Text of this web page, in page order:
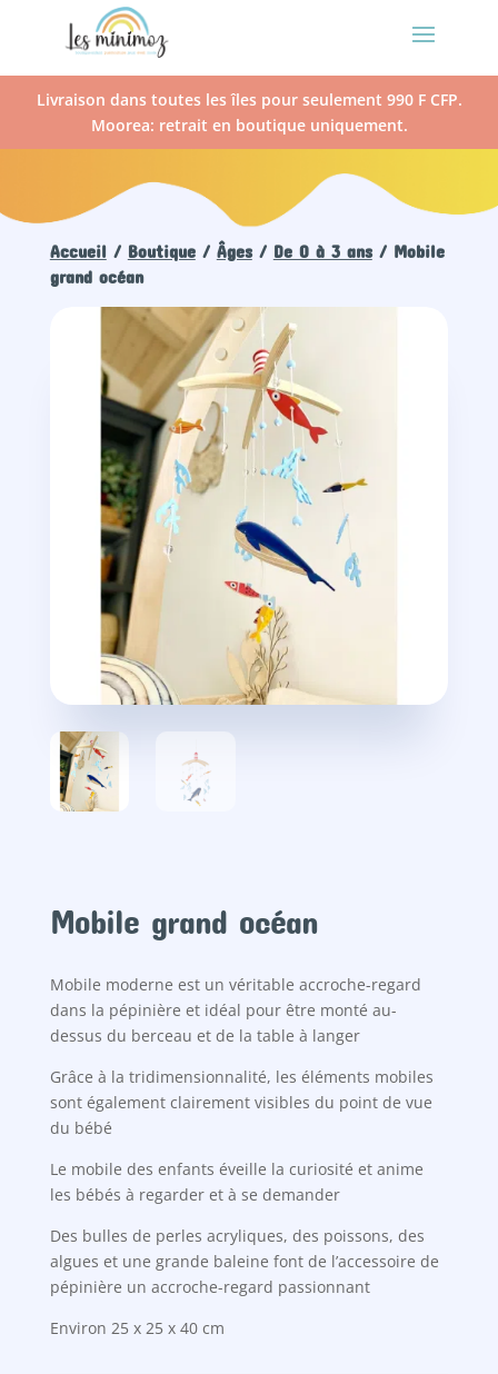
Livraison dans toutes les îles pour seulement 990 F CFP.
Moorea: retrait en boutique uniquement.
Accueil / Boutique/ Âges/ De 0 à 3 ans/ Mobile
grand océan
Mobile grand océan
Mobile moderne est un véritable accroche-regard
dans la pépinière et idéal pour être monté au-
dessus du berceau et de la table à langer
Grâce à la tridimensionnalité, les éléments mobiles
sont également clairement visibles du point de vue
du bébé
Le mobile des enfants éveille la curiosité et anime
les bébés à regarder et à se demander
Des bulles de perles acryliques, des poissons, des
algues et une grande baleine font de l’accessoire de
pépinière un accroche-regard passionnant
Environ 25 x 25 x 40 cm